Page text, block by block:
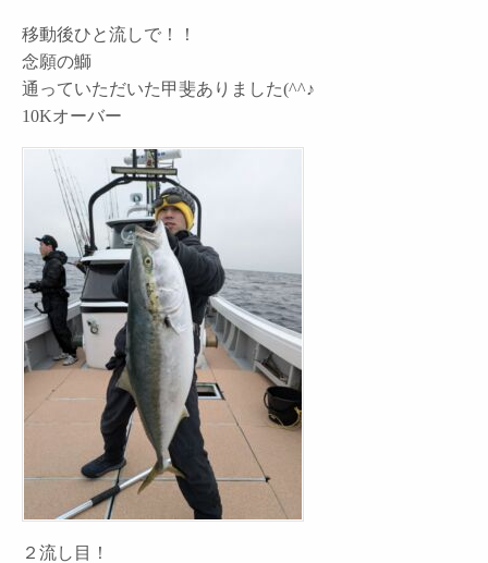
移動後ひと流しで！！
念願の鰤
通っていただいた甲斐ありました(^^♪
10Kオーバー
２流し目！